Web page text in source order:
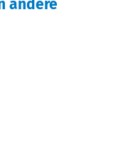
andere